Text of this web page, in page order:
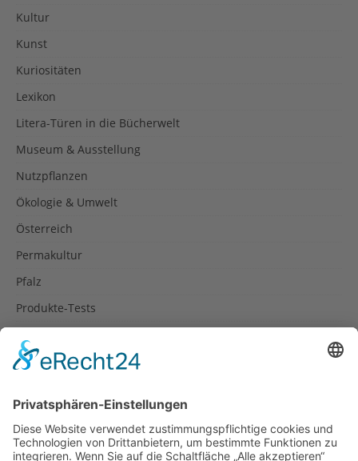
Kultur
Kunst
Kuriositäten
Lexikon
Litera-Türen in die Bücherwelt
Museum & Ausstellung
Nutzpflanzen
Ökologie & Umwelt
Österreich
Permakultur
Pfalz
Produkte-Tests
Rezepte
Spanien
Südtirol